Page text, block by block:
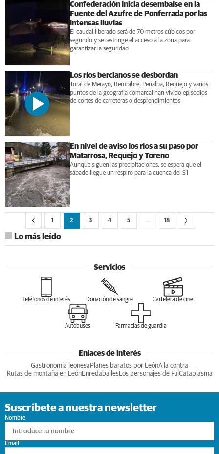
Confederación inicia desembalse en la
Fuente del Azufre de Ponferrada por las
intensas lluvias
El caudal liberado será de 70 metros cúbicos por
segundo y se restringe el acceso a la zona para
garantizar la seguridad
Los ríos bercianos se desbordan
Toral de Merayo, Bembibre, Peñalba, Requejo y varios
puntos de la geografía comarcal han vivido episodios
de cortes de carreteras o desprendimientos
En nivel de aviso los ríos a su paso por
Matarrosa, Requejo y Toreno
Aunque siguen las precipitaciones, se espera que el
sábado llegue un respiro para la cuenca del Sil
1 2 3 4 5 … 18
Lo más leído
Servicios
Teléfonos de interés Donación de sangre Cartelera de cine
Autobuses Farmacias de guardia
Enlaces de interés
Gastronomia leonesa Planes baratos por LeónA la contra
Rutas de montaña en LeónEnredabailesLos personajes de Ful Cataplasma
Suscríbete a nuestra newsletter
Nombre
Email